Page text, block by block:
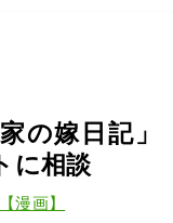
の嫁日記」
に相談
漫画】